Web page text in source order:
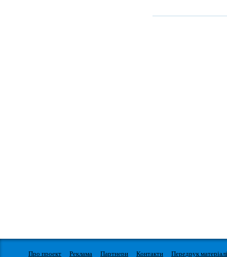
Про проект Реклама Партнери Контакти
Передрук